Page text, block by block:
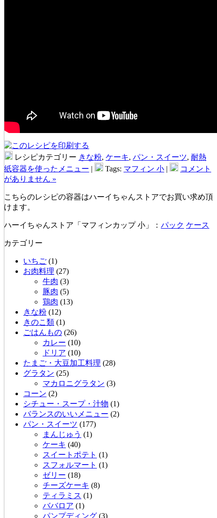
レシピカテゴリー きな粉, ケーキ, パン・スイーツ, 耐熱
紙容器を使ったメニュー | Tags: マフィン 小 |
コメント
がありません »
こちらのレシピの容器はハーイちゃんストアでお買い求め頂
けます。
ハーイちゃんストア「マフィンカップ 小」： パック ケース
カテゴリー
いちご (1)
お肉料理 (27)
牛肉 (3)
豚肉 (5)
鶏肉 (13)
きな粉 (12)
きのこ類 (1)
ごはんもの (26)
カレー (10)
ドリア (10)
たまご・大豆加工料理 (28)
グラタン (25)
マカロニグラタン (3)
コーン (2)
シチュー・スープ・汁物 (1)
バランスのいいメニュー (2)
パン・スイーツ (177)
まんじゅう (1)
ケーキ (40)
スイートポテト (1)
スフォルマート (1)
ゼリー (18)
チーズケーキ (8)
ティラミス (1)
ババロア (1)
パンプディング (3)